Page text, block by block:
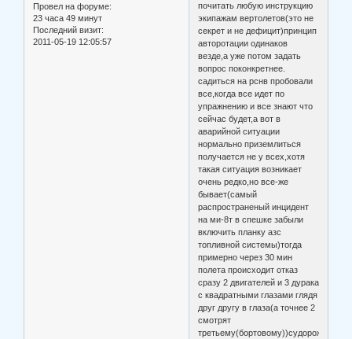
Провел на форуме:
23 часа 49 минут
Последний визит:
2011-05-19 12:05:57
почитать любую инструкцию
экипажам вертолетов(это не
секрет и не дефицит)принцип
авторотации одинаков
везде,а уже потом задать
вопрос поконкретнее.
садиться на рснв пробовали
все,когда все идет по
упражнению и все знают что
сейчас будет,а вот в
аварийной ситуации
нормально приземлиться
получается не у всех,хотя
такая ситуация возникает
очень редко,но все-же
бывает(самый
распространеный инцидент
на ми-8т в спешке забыли
включить планку азс
топливной системы)тогда
примерно через 30 мин
полета происходит отказ
сразу 2 двигателей и 3 дурака
с квадратными глазами глядя
друг другу в глаза(а точнее 2
смотрят
третьему(бортовому))судорожно